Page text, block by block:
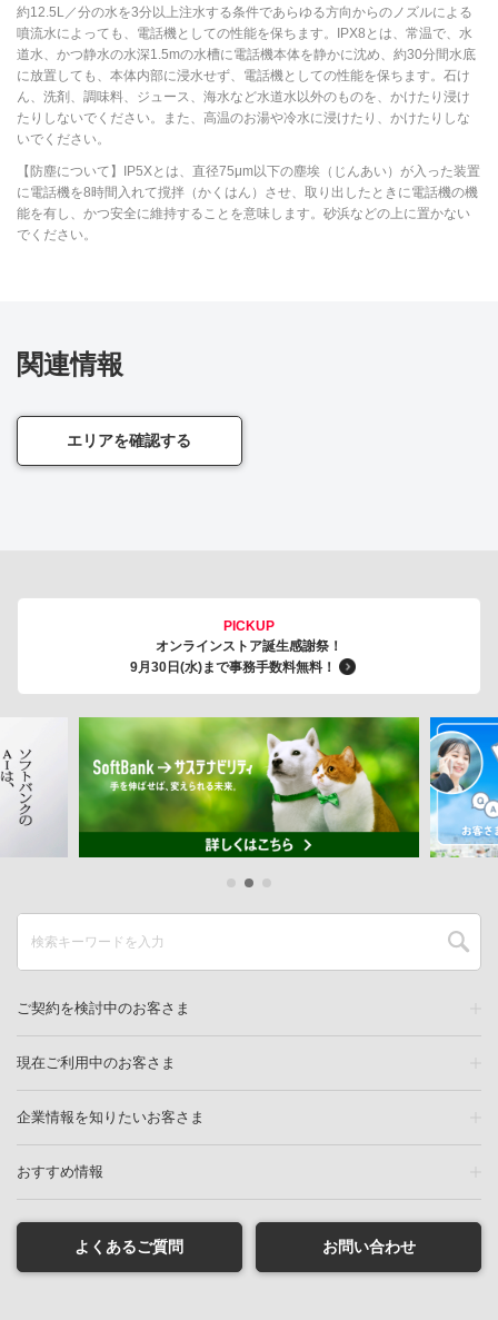
約12.5L／分の水を3分以上注水する条件であらゆる方向からのノズルによる
噴流水によっても、電話機としての性能を保ちます。IPX8とは、常温で、水
道水、かつ静水の水深1.5mの水槽に電話機本体を静かに沈め、約30分間水底
に放置しても、本体内部に浸水せず、電話機としての性能を保ちます。石け
ん、洗剤、調味料、ジュース、海水など水道水以外のものを、かけたり浸け
たりしないでください。また、高温のお湯や冷水に浸けたり、かけたりしな
いでください。
【防塵について】IP5Xとは、直径75μm以下の塵埃（じんあい）が入った装置
に電話機を8時間入れて撹拌（かくはん）させ、取り出したときに電話機の機
能を有し、かつ安全に維持することを意味します。砂浜などの上に置かない
でください。
関連情報
エリアを確認する
PICKUP
オンラインストア誕生感謝祭！
9月30日(水)まで事務手数料無料！
ご契約を検討中のお客さま
現在ご利用中のお客さま
企業情報を知りたいお客さま
おすすめ情報
よくあるご質問 お問い合わせ